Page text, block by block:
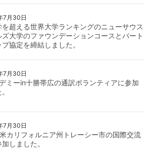
7月30日
超える世界大学ランキングのニューサウス
ズ大学のファウンデーションコースとパート
協定を締結しました。
7月30日
ミーin十勝帯広の通訳ボランティアに参加
7月30日
カリフォルニア州トレーシー市の国際交流
しました。